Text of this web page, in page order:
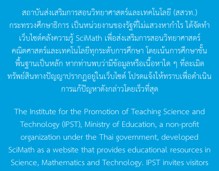
สถาบันส่งเสริมการสอนวิทยาศาสตร์และเทคโนโลยี (สสวท.)
กระทรวงศึกษาธิการ เป็นหน่วยงานของรัฐที่ไม่แสวงหากำไรได้จัดทำ
เว็บไซต์คลังความรู้SciMath เพื่อส่งเสริมการสอนวิทยาศาสตร์
คณิตศาสตร์และเทคโนโลยีทุกระดับการศึกษา โดยเน้นการศึกษาขั้น
พื้นฐานเป็นหลัก หากท่านพบว่ามีข้อมูลหรือเนื้อหาใด ๆ ที่ละเมิด
ทรัพย์สินทางปัญญาปรากฏอยู่ในเว็บไซต์โปรดแจ้งให้ทราบเพื่อดำเนิน
การแก้ปัญหาดังกล่าวโดยเร็วที่สุด
The Institute for the Promotion of Teaching Science and
Technology (IPST), Ministry of Education, a non-profit
organization under the Thai government, developed
SciMath as a website that provides educational resources in
Science, Mathematics and Technology. IPST invites visitors